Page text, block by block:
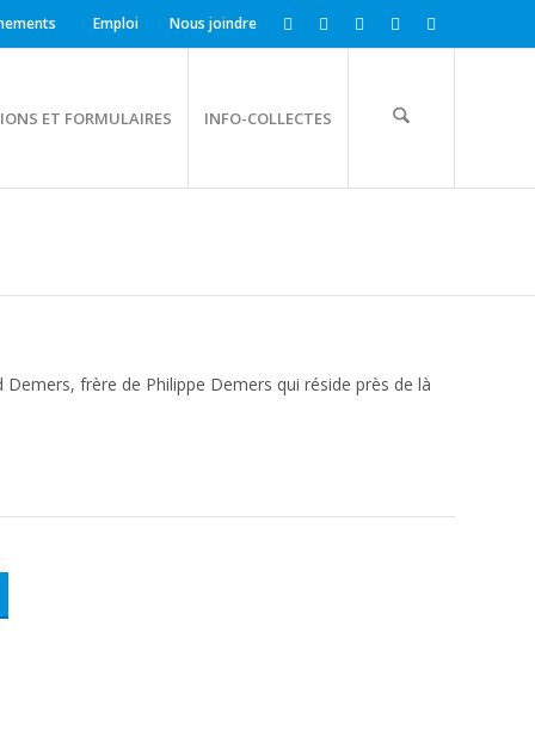
Emploi Nous joindre
ET FORMULAIRES INFO-COLLECTES
Demers, frère de Philippe Demers qui réside près de là